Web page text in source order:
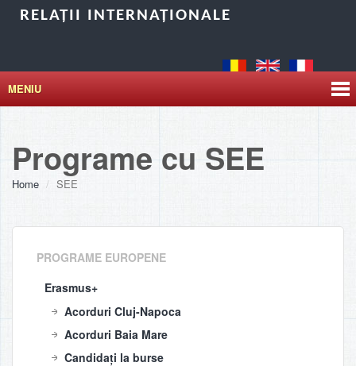
RELAȚII INTERNAȚIONALE
MENIU
Programe cu SEE
Home SEE
PROGRAME EUROPENE
Erasmus+
Acorduri Cluj-Napoca
Acorduri Baia Mare
Candidați la burse